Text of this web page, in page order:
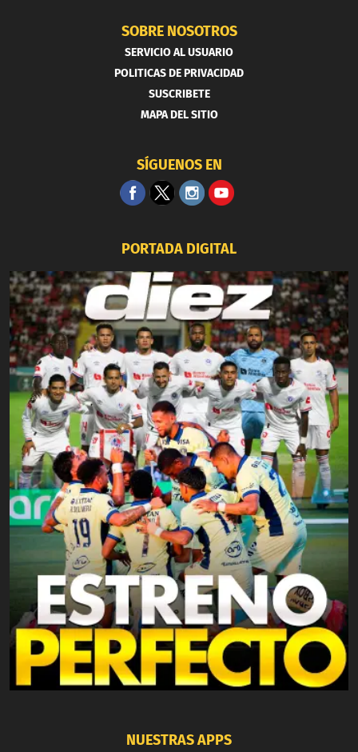
SOBRE NOSOTROS
SERVICIO AL USUARIO
POLITICAS DE PRIVACIDAD
SUSCRIBETE
MAPA DEL SITIO
SÍGUENOS EN
PORTADA DIGITAL
NUESTRAS APPS